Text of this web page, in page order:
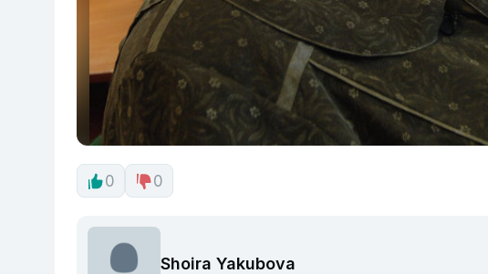
0 0
Shoira Yakubova